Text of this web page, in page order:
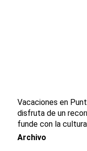
Vacaciones en
disfruta de un
funde con la
Archivo